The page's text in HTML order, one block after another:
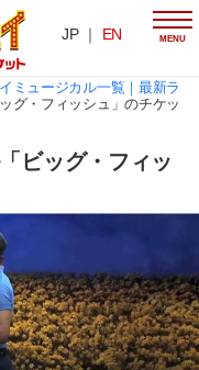
JP ｜ EN MENU
ミュージカル一覧｜最新ラ
グ・フィッシュ」のチケッ
ビッグ・フィッ